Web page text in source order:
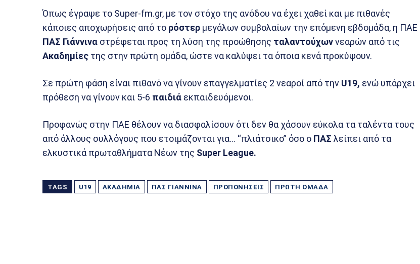
Όπως έγραψε το Super-fm.gr, με τον στόχο της ανόδου να έχει χαθεί και με πιθανές
κάποιες αποχωρήσεις από το ρόστερ μεγάλων συμβολαίων την επόμενη εβδομάδα, η ΠΑΕ
ΠΑΣ Γιάννινα στρέφεται προς τη λύση της προώθησης ταλαντούχωννεαρών από τις
Ακαδημίες της στην πρώτη ομάδα, ώστε να καλύψει τα όποια κενά προκύψουν.
Σε πρώτη φάση είναι πιθανό να γίνουν επαγγελματίες 2 νεαροί από την U19, ενώ υπάρχει
πρόθεση να γίνουν και 5-6 παιδιά εκπαιδευόμενοι.
Προφανώς στην ΠΑΕ θέλουν να διασφαλίσουν ότι δεν θα χάσουν εύκολα τα ταλέντα τους
από άλλους συλλόγους που ετοιμάζονται για… “πλιάτσικο” όσο ο ΠΑΣ λείπει από τα
ελκυστικά πρωταθλήματα Νέων της Super League.
TAGS U19 ΑΚΑΔΗΜΊΑ ΠΑΣ ΓΙΆΝΝΙΝΑ ΠΡΟΠΟΝΉΣΕΙΣ ΠΡΏΤΗ ΟΜΆΔΑ